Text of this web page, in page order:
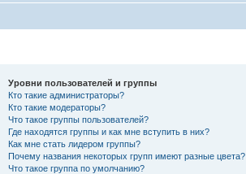
Уровни пользователей и группы
Кто такие администраторы?
Кто такие модераторы?
Что такое группы пользователей?
Где находятся группы и как мне вступить в них?
Как мне стать лидером группы?
Почему названия некоторых групп имеют разные цвета?
Что такое группа по умолчанию?